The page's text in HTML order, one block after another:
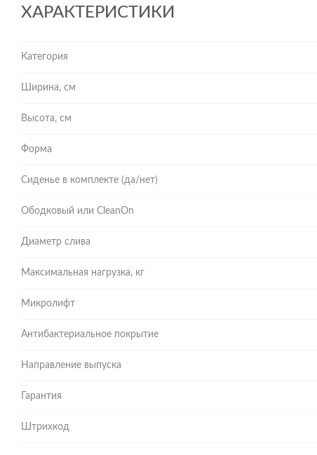
ХАРАКТЕРИСТИКИ
Категория
Ширина, см
Высота, см
Форма
Сиденье в комплекте (да/нет)
Ободковый или CleanOn
Диаметр слива
Максимальная нагрузка, кг
Микролифт
Антибактериальное покрытие
Направление выпуска
Гарантия
Штрихкод